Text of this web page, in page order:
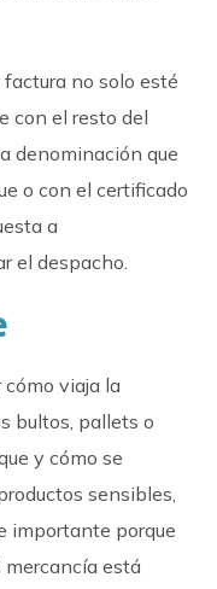
no solo esté
con el resto del
denominación que
o con el certificado
a
el despacho.
viaja la
bultos, pallets o
y cómo se
sensibles,
importante porque
mercancía está